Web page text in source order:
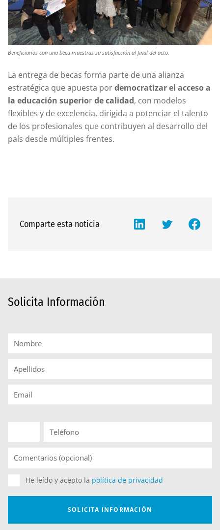
Beneficiarios con una beca muestras su satisfacción al final del acto.
La entrega de becas forma parte de una alianza
estratégica que apuesta pordemocratizar el acceso a
la educación superiorde calidad, con modelos
flexibles y de excelencia, dirigida a potenciar el talento
de los profesionales que contribuyen al desarrollo del
país desde múltiples frentes.
Comparte esta noticia
Solicita Información